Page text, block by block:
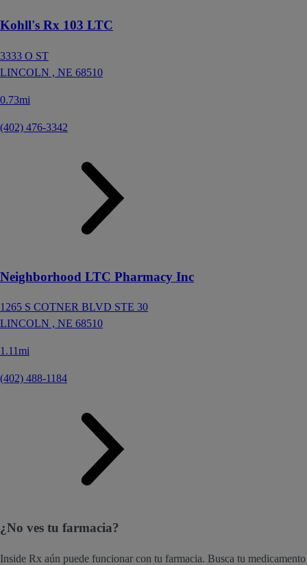
Kohll's Rx 103 LTC
3333 O ST
LINCOLN , NE 68510
0.73mi
(402) 476-3342
Neighborhood LTC Pharmacy Inc
1265 S COTNER BLVD STE 30
LINCOLN , NE 68510
1.11mi
(402) 488-1184
¿No ves tu farmacia?
Inside Rx aún puede funcionar con tu farmacia. Busca tu medicamento